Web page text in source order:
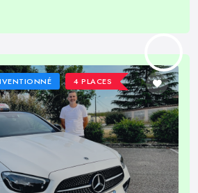
4 PLACES